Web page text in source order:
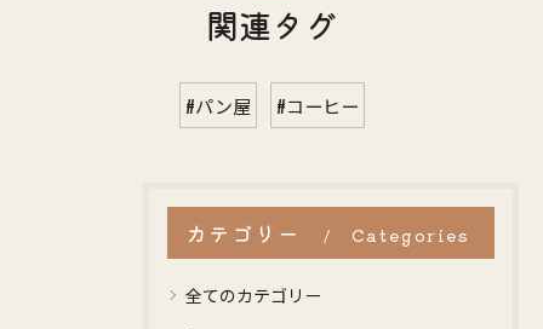
関連タグ
#パン屋 #コーヒー
カテゴリー Categories
全てのカテゴリー